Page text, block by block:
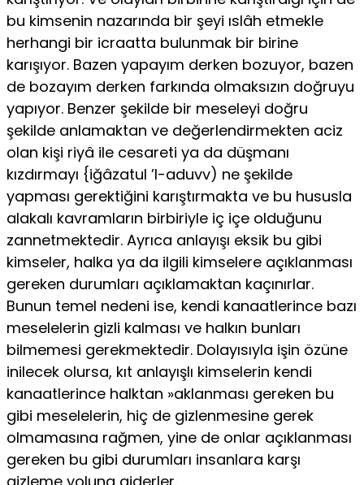
bu kimsenin nazarında bir şeyi ıslâh etmekle
herhangi bir icraatta bulunmak bir birine
karışıyor. Bazen yapayım derken bozu­yor, bazen
de bozayım derken farkında olmaksızın doğruyu
yapıyor. Benzer şekilde bir meseleyi doğru
şekilde anlamaktan ve değerlen­dirmekten aciz
olan kişi riyâ ile cesareti ya da düşmanı
kızdırmayı {iğâzatul ’l-aduvv) ne şekilde
yapması gerektiğini karıştırmakta ve bu hususla
alakalı kavramların birbiriyle iç içe olduğunu
zannetmektedir. Ayrıca anlayışı eksik bu gibi
kimseler, halka ya da ilgili kimselere açıklanması
gereken durumları açıklamaktan kaçınırlar.
Bunun temel nedeni ise, kendi kanaatlerince bazı
meselelerin gizli kalması ve halkın bunları
bilmemesi gerekmektedir. Dolayısıyla işin özüne
inilecek olursa, kıt anlayışlı kimselerin kendi
kanaatlerince halktan »aklanması gereken bu
gibi meselelerin, hiç de gizlenmesine gerek
olmamasına rağmen, yine de onlar açıklanması
gereken bu gibi durumları insanlara karşı